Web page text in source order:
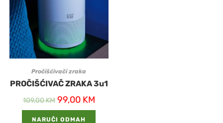
Pročišćivači zraka
PROČIŠĆIVAČ ZRAKA 3u1
109,00KM 99,00 KM
NARUČI ODMAH